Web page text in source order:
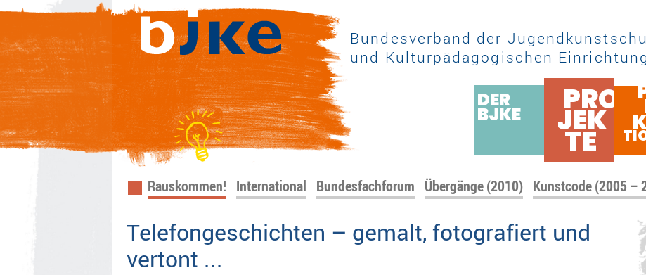
Bundesverband der
und Kulturpädagogischen
DER
BJKE PRO
JEK
TE
Navigation
Rauskommen! International Bundesfachforum Übergänge (2010) Kunstcode (2005 –
Telefongeschichten – gemalt, fotografiert und
vertont ...